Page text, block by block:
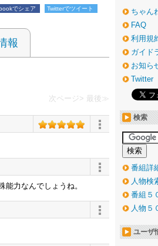
でシェア Twitterでツイート
報
次ページ> 最後≫
力なんでしょうね。
ちゃん
FAQ
利用規
ガイド
お知ら
Twitter
検索
番組詳
人物検
番組５
人物５
ユーザ